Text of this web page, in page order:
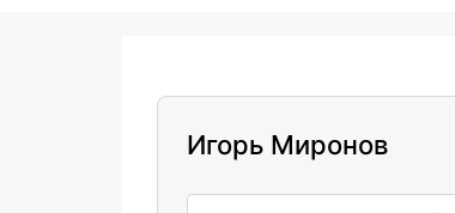
Игорь Миронов